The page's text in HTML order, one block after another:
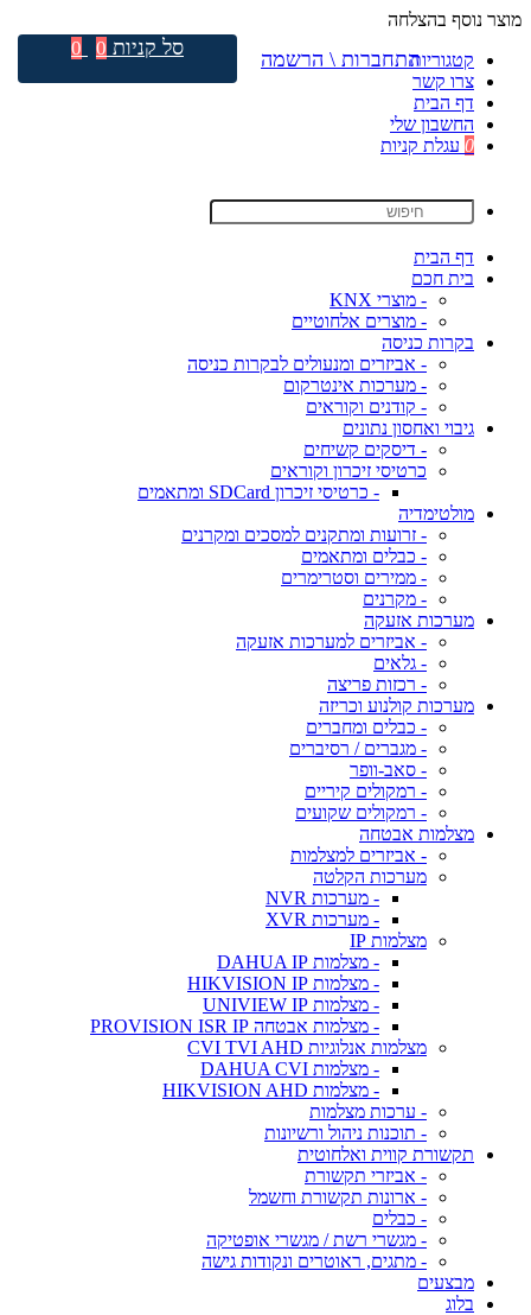
מוצר נוסף בהצלחה
קטגוריות
צרו קשר
דף הבית
החשבון שלי
0 עגלת קניות
דף הבית
בית חכם
- מוצרי KNX
- מוצרים אלחוטיים
בקרות כניסה
- אביזרים ומנעולים לבקרות כניסה
- מערכות אינטרקום
- קודנים וקוראים
גיבוי ואחסון נתונים
- דיסקים קשיחים
כרטיסי זיכרון וקוראים
- כרטיסי זיכרון SDCard ומתאמים
מולטימדיה
- זרועות ומתקנים למסכים ומקרנים
- כבלים ומתאמים
- ממירים וסטרימרים
- מקרנים
מערכות אזעקה
- אביזרים למערכות אזעקה
- גלאים
- רכזות פריצה
מערכות קולנוע וכריזה
- כבלים ומחברים
- מגברים / רסיברים
- סאב-וופר
- רמקולים קיריים
- רמקולים שקועים
מצלמות אבטחה
- אביזרים למצלמות
מערכות הקלטה
- מערכות NVR
- מערכות XVR
מצלמות IP
- מצלמות DAHUA IP
- מצלמות HIKVISION IP
- מצלמות UNIVIEW IP
- מצלמות אבטחה PROVISION ISR IP
מצלמות אנלוגיות CVI TVI AHD
- מצלמות DAHUA CVI
- מצלמות HIKVISION AHD
- ערכות מצלמות
- תוכנות ניהול ורשיונות
תקשורת קווית ואלחוטית
- אביזרי תקשורת
- ארונות תקשורת וחשמל
- כבלים
- מגשרי רשת / מגשרי אופטיקה
- מתגים, ראוטרים ונקודות גישה
מבצעים
בלוג
התחברות \ הרשמה סל קניות 0
0